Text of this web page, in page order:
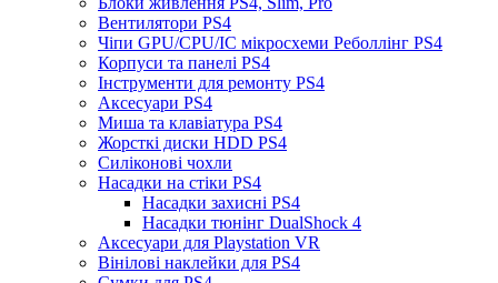
Вентилятори PS4
Чіпи GPU/CPU/IC мікросхеми Реболлінг PS4
Корпуси та панелі PS4
Інструменти для ремонту PS4
Аксесуари PS4
Миша та клавіатура PS4
Жорсткі диски HDD PS4
Силіконові чохли
Насадки на стіки PS4
Насадки захисні PS4
Насадки тюнінг DualShock 4
Аксесуари для Playstation VR
Вінілові наклейки для PS4